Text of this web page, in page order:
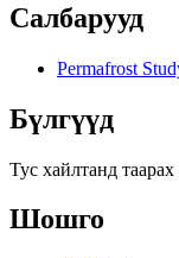
Салбарууд
Permafrost
Бүлгүүд
Тус хайлтанд
Шошго